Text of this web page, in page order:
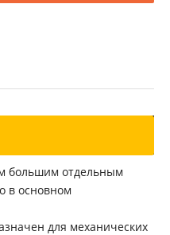
большим отдельным
в основном
для механических